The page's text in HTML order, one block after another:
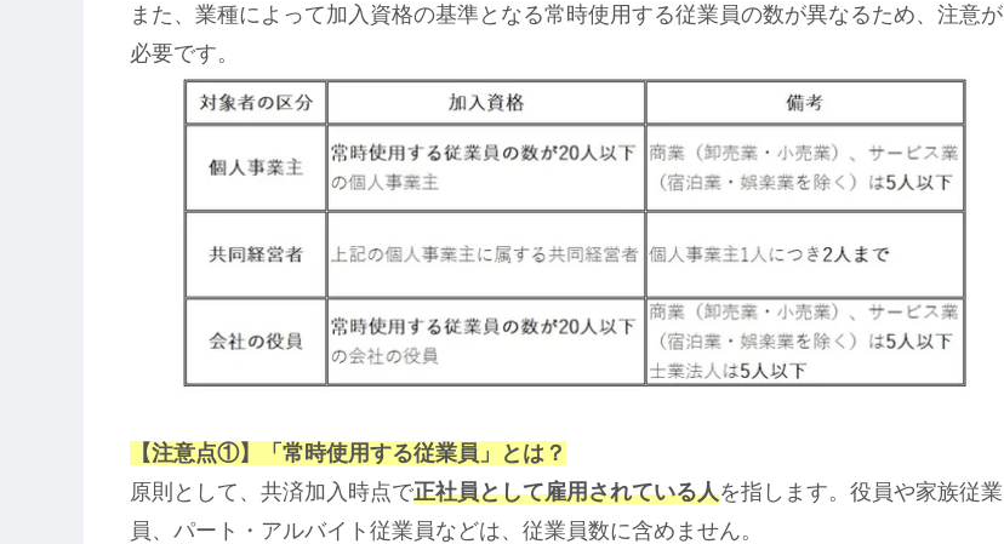
また、業種によって加入資格の基準となる常時使用する従業員の数が異なるため、注意が
必要です。
【注意点①】「常時使用する従業員」とは？
原則として、共済加入時点で正社員として雇用されている人を指します。役員や家族従業
員、パート・アルバイト従業員などは、従業員数に含めません。